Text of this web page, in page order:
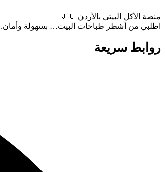
منصة الأكل البيتي بالأردن 🇯🇴
اطلبي من أشطر طباخات البيت… بسهولة وأمان.
روابط سريعة